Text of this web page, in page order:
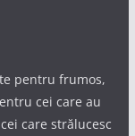
pentru frumos,
cei care au
care strălucesc